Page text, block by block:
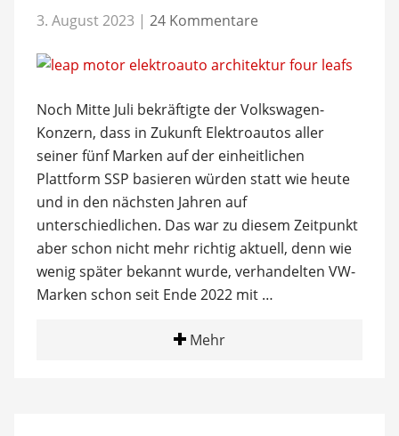
3. August 2023 | 24 Kommentare
Noch Mitte Juli bekräftigte der Volkswagen-
Konzern, dass in Zukunft Elektroautos aller
seiner fünf Marken auf der einheitlichen
Plattform SSP basieren würden statt wie heute
und in den nächsten Jahren auf
unterschiedlichen. Das war zu diesem Zeitpunkt
aber schon nicht mehr richtig aktuell, denn wie
wenig später bekannt wurde, verhandelten VW-
Marken schon seit Ende 2022 mit …
Mehr